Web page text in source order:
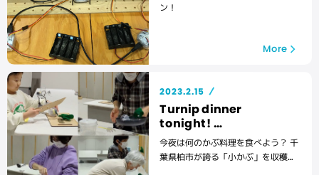
ン！
More
2023.2.15
Turnip dinner
tonight!
- Cooking with
Kashiwa's small
turnips -
今夜は何のかぶ料理を食べよう？ 千
葉県柏市が誇る「小かぶ」を収穫